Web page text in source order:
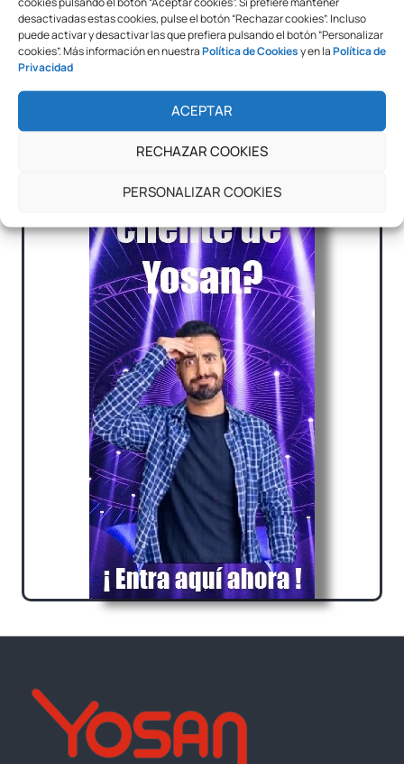
desactivadas estas cookies, pulse el botón “Rechazar cookies”. Incluso
puede activar y desactivar las que prefiera pulsando el botón “Personalizar
cookies”. Más información en nuestraPolítica de Cookiesy en laPolítica de
Privacidad
ACEPTAR
RECHAZAR COOKIES
PERSONALIZAR COOKIES
Plastificadora Yosan TCC6